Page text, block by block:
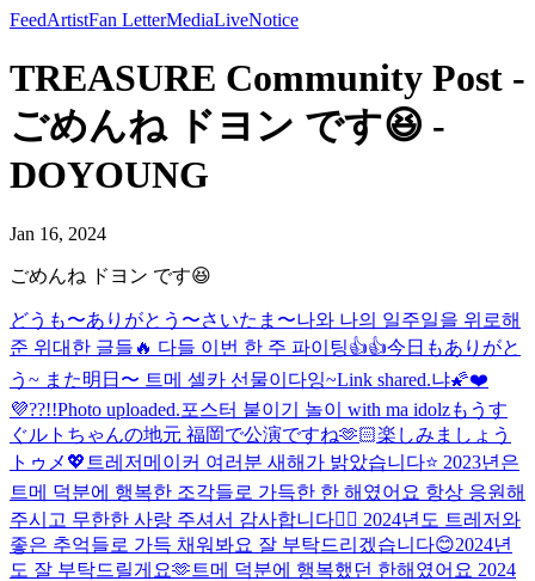
FeedArtistFan LetterMediaLiveNotice
TREASURE Community Post -
ごめんね ドヨン です😆 -
DOYOUNG
Jan 16, 2024
ごめんね ドヨン です😆
どうも〜ありがとう〜さいたま〜나와 나의 일주일을 위로해
준 위대한 글들🔥 다들 이번 한 주 파이팅👍👍今日もありがと
う~ また明日〜 트메 셀카 선물이다잉~Link shared.냐🌠❤️
💜??!!Photo uploaded.포스터 붙이기 놀이 with ma idolzもうす
ぐルトちゃんの地元 福岡で公演ですね🫶🏻楽しみましょう
トゥメ💖 트레저메이커 여러분 새해가 밝았습니다⭐️ 2023년은
트메 덕분에 행복한 조각들로 가득한 한 해였어요 항상 응원해
주시고 무한한 사랑 주셔서 감사합니다🙇‍♂️ 2024년도 트레저와
좋은 추억들로 가득 채워봐요 잘 부탁드리겠습니다😊2024년
도 잘 부탁드릴게요🫶 트메 덕분에 행복했던 한해였어요 2024